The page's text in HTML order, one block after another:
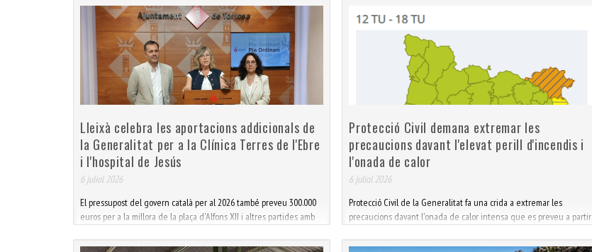
Lleixà celebra les aportacions addicionals de
la Generalitat per a la Clínica Terres de l'Ebre
i l'hospital de Jesús
6 juliol 2026
El pressupost del govern català per al 2026 també preveu 300.000
euros per a la millora de la plaça d'Alfons XII i altres partides amb
valoració molt positiva de l’aprovació del pressupost de la
Protecció Civil demana extremar les
precaucions davant l'elevat perill d'incendis i
l'onada de calor
6 juliol 2026
Protecció Civil de la Generalitat fa una crida a extremar les
precaucions davant l'onada de calor intensa que es preveu a partir
cal molta prudència per l’elevat perill d’incendi forestal, i en el